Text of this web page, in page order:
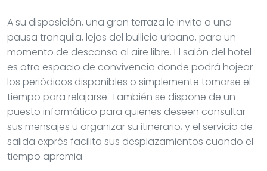
A su disposición, una gran terraza le invita a una
pausa tranquila, lejos del bullicio urbano, para un
momento de descanso al aire libre. El salón del hotel
es otro espacio de convivencia donde podrá hojear
los periódicos disponibles o simplemente tomarse el
tiempo para relajarse. También se dispone de un
puesto informático para quienes deseen consultar
sus mensajes u organizar su itinerario, y el servicio de
salida exprés facilita sus desplazamientos cuando el
tiempo apremia.